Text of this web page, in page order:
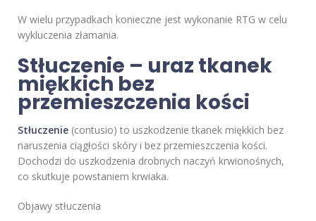
W wielu przypadkach konieczne jest wykonanie RTG w celu
wykluczenia złamania.
Stłuczenie – uraz tkanek
miękkich bez
przemieszczenia kości
Stłuczenie (contusio) to uszkodzenie tkanek miękkich bez
naruszenia ciągłości skóry i bez przemieszczenia kości.
Dochodzi do uszkodzenia drobnych naczyń krwionośnych,
co skutkuje powstaniem krwiaka.
Objawy stłuczenia